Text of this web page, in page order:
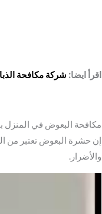
اقرأ ايضا: شركة مكافحة
مكافحة البعوض في المنزل
إن حشرة البعوض تعتبر من
والأضرار.